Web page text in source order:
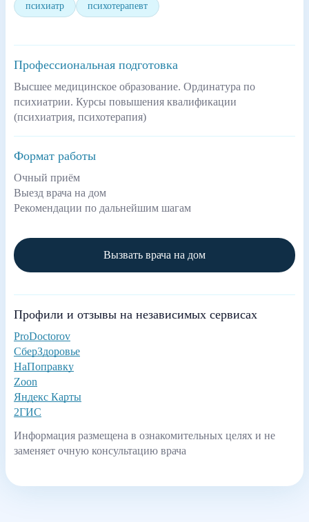
психиатр психотерапевт
Профессиональная подготовка
Высшее медицинское образование. Ординатура по
психиатрии. Курсы повышения квалификации
(психиатрия, психотерапия)
Формат работы
Очный приём
Выезд врача на дом
Рекомендации по дальнейшим шагам
Вызвать врача на дом
Профили и отзывы на независимых сервисах
ProDoctorov
СберЗдоровье
НаПоправку
Zoon
Яндекс Карты
2ГИС
Информация размещена в ознакомительных целях и не
заменяет очную консультацию врача